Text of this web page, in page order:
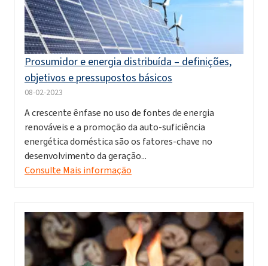
Prosumidor e energia distribuída – definições,
objetivos e pressupostos básicos
08-02-2023
A crescente ênfase no uso de fontes de energia
renováveis e a promoção da auto-suficiência
energética doméstica são os fatores-chave no
desenvolvimento da geração...
Consulte Mais informação